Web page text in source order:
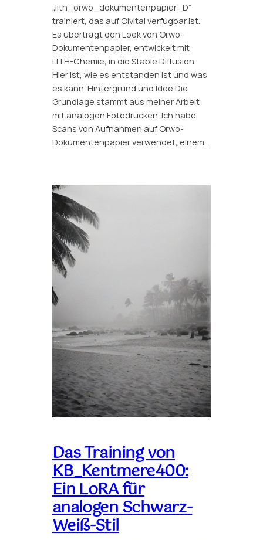
„lith_orwo_dokumentenpapier_D“
trainiert, das auf Civitai verfügbar ist.
Es überträgt den Look von Orwo-
Dokumentenpapier, entwickelt mit
LITH-Chemie, in die Stable Diffusion.
Hier ist, wie es entstanden ist und was
es kann. Hintergrund und Idee Die
Grundlage stammt aus meiner Arbeit
mit analogen Fotodrucken. Ich habe
Scans von Aufnahmen auf Orwo-
Dokumentenpapier verwendet, einem…
Das Training von
KB_Kentmere400:
Ein LoRA für
analogen Schwarz-
Weiß-Stil